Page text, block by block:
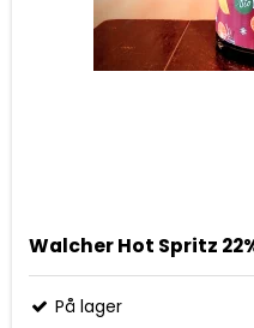
Walcher Hot Spritz
På lager